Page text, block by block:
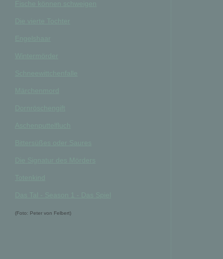
Das Tal - Season 1 - Das Spiel
(Foto: Peter von Felbert)